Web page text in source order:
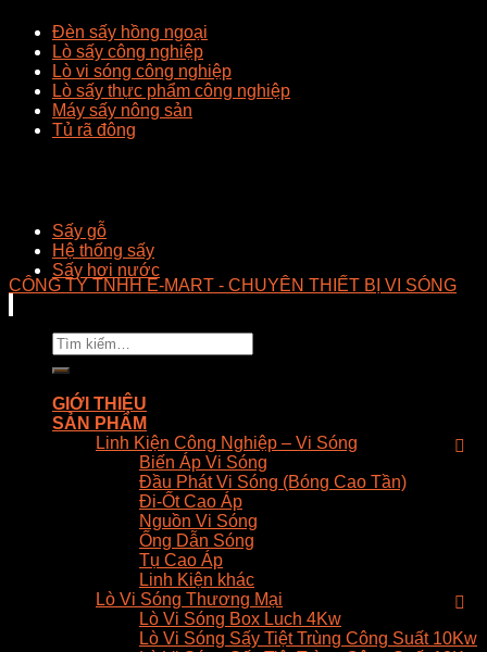
Đèn sấy hồng ngoại
Lò sấy công nghiệp
Lò vi sóng công nghiệp
Lò sấy thực phẩm công nghiệp
Máy sấy nông sản
Tủ rã đông
Sấy gỗ
Hệ thống sấy
Sấy hơi nước
CÔNG TY TNHH E-MART - CHUYÊN THIẾT BỊ VI SÓNG
Tìm
kiếm:
GIỚI THIỆU
SẢN PHẨM
Linh Kiện Công Nghiệp – Vi Sóng
Biến Áp Vi Sóng
Đầu Phát Vi Sóng (Bóng Cao Tần)
Đi-Ốt Cao Áp
Nguồn Vi Sóng
Ống Dẫn Sóng
Tụ Cao Áp
Linh Kiện khác
Lò Vi Sóng Thương Mại
Lò Vi Sóng Box Luch 4Kw
Lò Vi Sóng Sấy Tiệt Trùng Công Suất 10Kw